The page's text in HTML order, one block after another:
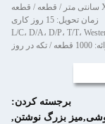
زمان تحویل: 15 روز کاری
در روز
برجسته کردن:
بزرگ نوشتن,